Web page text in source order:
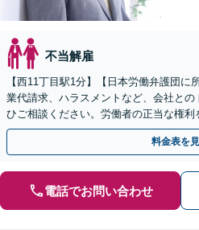
不当解雇
【西11丁目駅1分】【日本労働弁護団に
業代請求、ハラスメントなど、会社と
ひご相談ください。労働者の正当な権利
料金表を
電話でお問い合わせ